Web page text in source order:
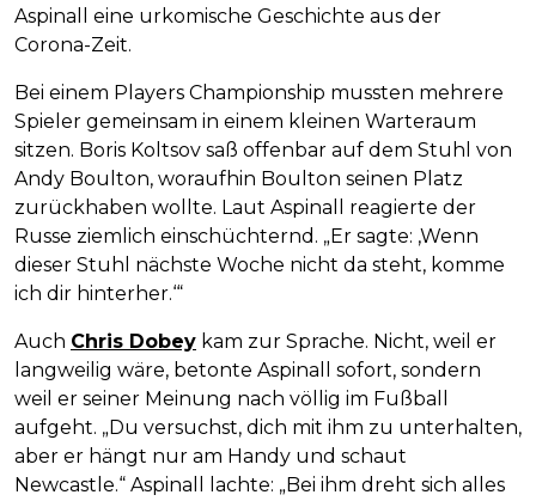
Aspinall eine urkomische Geschichte aus der
Corona-Zeit.
Bei einem Players Championship mussten mehrere
Spieler gemeinsam in einem kleinen Warteraum
sitzen. Boris Koltsov saß offenbar auf dem Stuhl von
Andy Boulton, woraufhin Boulton seinen Platz
zurückhaben wollte. Laut Aspinall reagierte der
Russe ziemlich einschüchternd. „Er sagte: ‚Wenn
dieser Stuhl nächste Woche nicht da steht, komme
ich dir hinterher.‘“
Auch Chris Dobey kam zur Sprache. Nicht, weil er
langweilig wäre, betonte Aspinall sofort, sondern
weil er seiner Meinung nach völlig im Fußball
aufgeht. „Du versuchst, dich mit ihm zu unterhalten,
aber er hängt nur am Handy und schaut
Newcastle.“ Aspinall lachte: „Bei ihm dreht sich alles